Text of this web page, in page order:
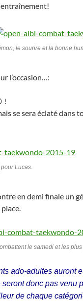
entraînement!
le sourire et la bonne
l’occasion…:
!
se sera éclaté dans
Lucas.
en demi finale un
le samedi et les
ado-adultes auront
seront donc pas venu
de chaque